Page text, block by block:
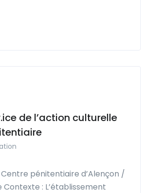
de l’action culturelle
: Centre pénitentiaire d’Alençon /
Contexte : L’établissement